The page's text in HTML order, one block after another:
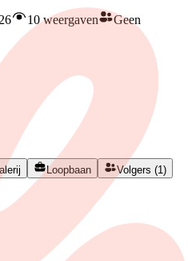
10 weergaven
Geen
votre réseau artistique
Loopbaan Volgers (1)